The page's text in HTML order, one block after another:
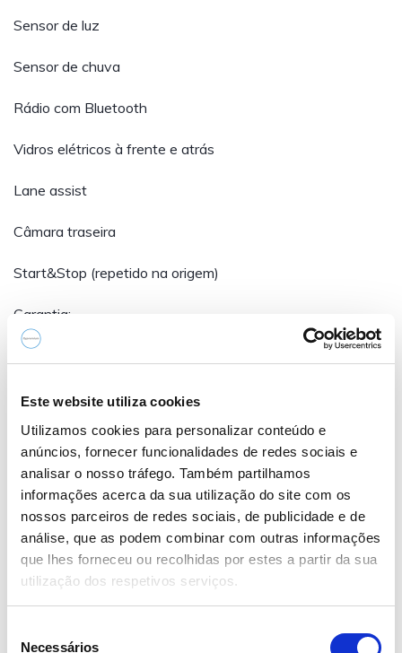
Este website utiliza cookies
Utilizamos cookies para personalizar conteúdo e
anúncios, fornecer funcionalidades de redes sociais e
analisar o nosso tráfego. Também partilhamos
informações acerca da sua utilização do site com os
nossos parceiros de redes sociais, de publicidade e de
análise, que as podem combinar com outras informações
que lhes forneceu ou recolhidas por estes a partir da sua
utilização dos respetivos serviços.
Necessários
Sensor de luz
Sensor de chuva
Rádio com Bluetooth
Vidros elétricos à frente e atrás
Lane assist
Câmara traseira
Start&Stop (repetido na origem)
Garantia:
Financiamento:
Condições especiais até 120 meses sem entrada
Simulação Cetelem:
0%…
Mostrar mais